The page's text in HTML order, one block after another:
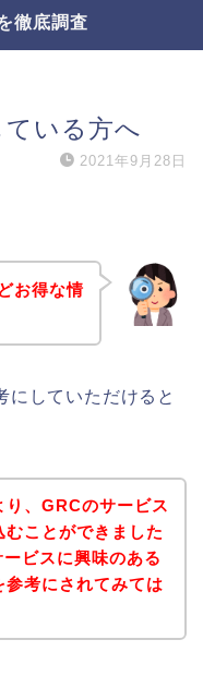
徹底調査
いる方へ
2021年9月28日
お得な情
にしていただけると
り、GRCのサービス
ことができました
ビスに興味のある
考にされてみては